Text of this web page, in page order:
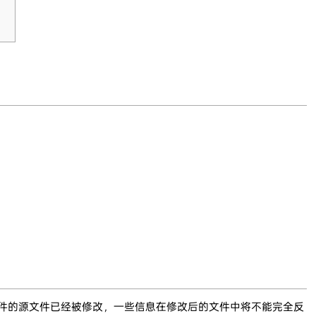
源文件已经被修改，一些信息在修改后的文件中将不能完全反